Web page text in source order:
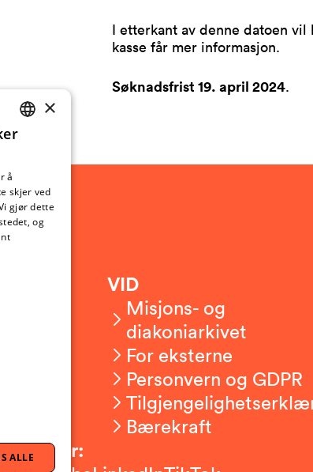
I etterkant av denne datoen
kasse får mer informasjon.
Søknadsfrist 19. april 2024.
VID
Misjons- og
diakoniarkivet
For eksterne
Personvern og GDPR
Bærekraft
medier:
NORWEGIAN
×
å
skjer ved
gjør dette
og
ALLE